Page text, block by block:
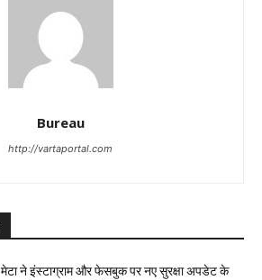
Bureau
http://vartaportal.com
मेटा ने इंस्टाग्राम और फेसबुक पर नए सुरक्षा अपडेट के